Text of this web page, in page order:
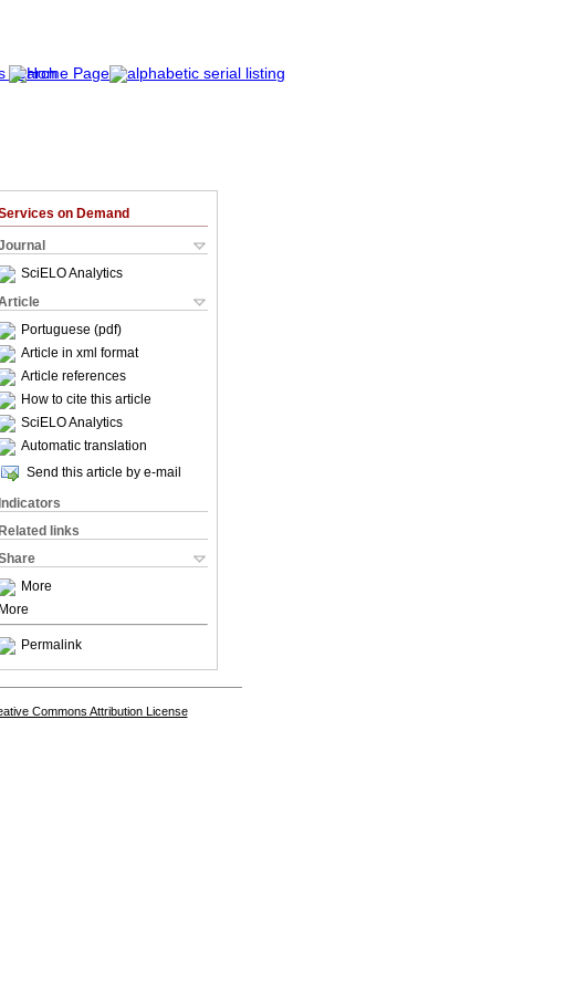
on Demand
SciELO Analytics
Portuguese (pdf)
Article in xml format
Article references
How to cite this article
SciELO Analytics
Automatic translation
Send this article by e-mail
Indicators
Related links
More
More
Permalink
Commons Attribution License